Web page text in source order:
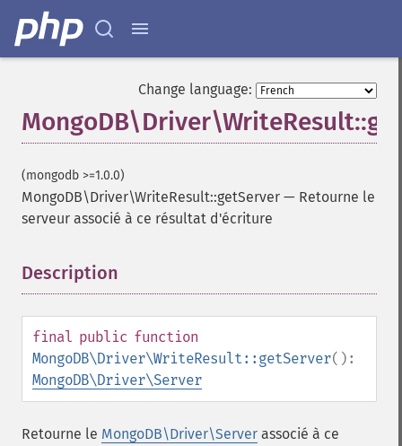
Change language:
(mongodb >=1.0.0)
MongoDB\Driver\WriteResult::getServer — Retourne le
serveur associé à ce résultat d'écriture
Description
final public function
MongoDB\Driver\WriteResult::getServer():
MongoDB\Driver\Server
Retourne le MongoDB\Driver\Server associé à ce